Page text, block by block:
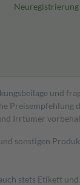
Neuregistrierung
und
Irrtümer
sonstigen
stets Etikett